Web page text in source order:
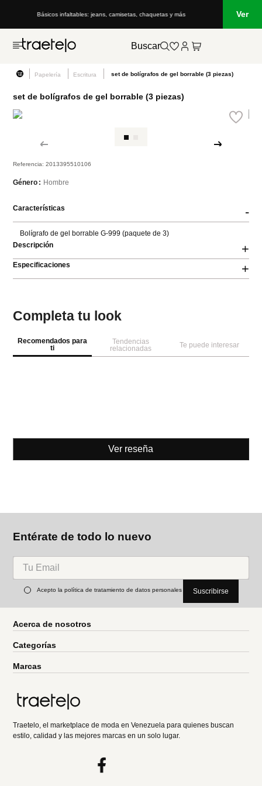
Básicos infaltables: jeans, camisetas, chaquetas y más Ver
Buscar
Papelería Escritura set de bolígrafos de gel borrable (3 piezas)
set de bolígrafos de gel borrable (3 piezas)
Referencia:2013395510106
Género Hombre
Características -
Bolígrafo de gel borrable G-999 (paquete de 3)
Descripción
+
Especificaciones +
Completa tu look
Recomendados para
ti
Tendencias
relacionadas
Te puede interesar
Ver reseña
Entérate de todo lo nuevo
Acepto la política de tratamiento de datos personales Suscribirse
Acerca de nosotros
Categorías
Marcas
Traetelo, el marketplace de moda en Venezuela para quienes buscan
estilo, calidad y las mejores marcas en un solo lugar.